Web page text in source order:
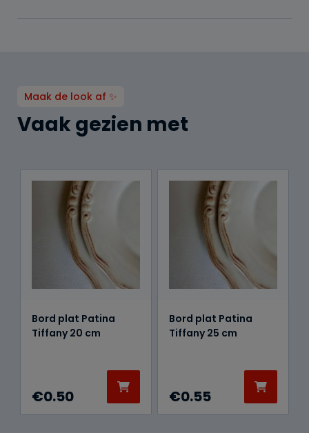
Maak de look af ✨
Vaak gezien met
Bord plat Patina
Tiffany 20 cm
€0.50
Bord plat Patina
Tiffany 25 cm
€0.55